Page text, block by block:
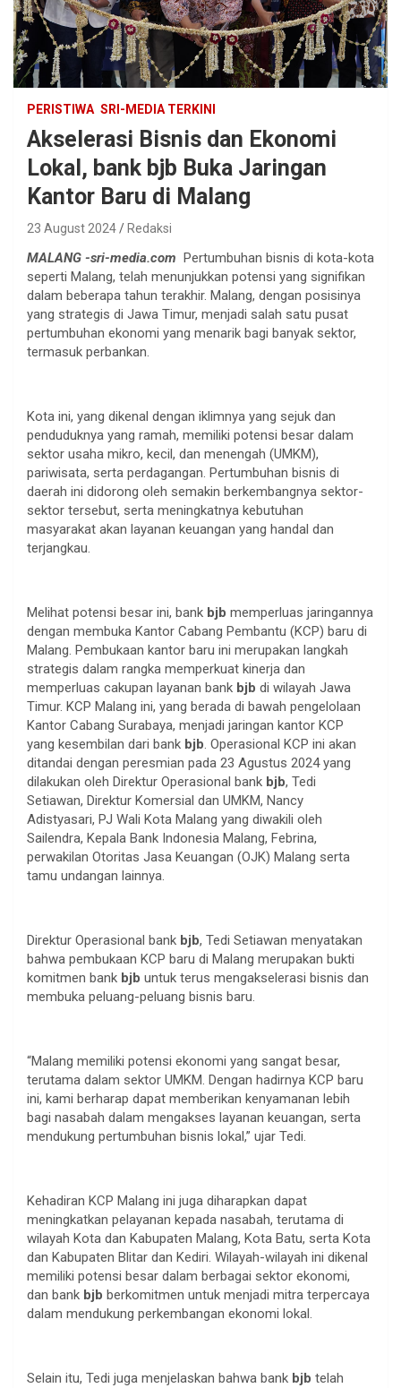
PERISTIWA SRI-MEDIA TERKINI
Akselerasi Bisnis dan Ekonomi
Lokal, bank bjb Buka Jaringan
Kantor Baru di Malang
23 August 2024 Redaksi
MALANG -sri-media.com Pertumbuhan bisnis di kota-kota
seperti Malang, telah menunjukkan potensi yang signifikan
dalam beberapa tahun terakhir. Malang, dengan posisinya
yang strategis di Jawa Timur, menjadi salah satu pusat
pertumbuhan ekonomi yang menarik bagi banyak sektor,
termasuk perbankan.
Kota ini, yang dikenal dengan iklimnya yang sejuk dan
penduduknya yang ramah, memiliki potensi besar dalam
sektor usaha mikro, kecil, dan menengah (UMKM),
pariwisata, serta perdagangan. Pertumbuhan bisnis di
daerah ini didorong oleh semakin berkembangnya sektor-
sektor tersebut, serta meningkatnya kebutuhan
masyarakat akan layanan keuangan yang handal dan
terjangkau.
Melihat potensi besar ini, bank bjb memperluas jaringannya
dengan membuka Kantor Cabang Pembantu (KCP) baru di
Malang. Pembukaan kantor baru ini merupakan langkah
strategis dalam rangka memperkuat kinerja dan
memperluas cakupan layanan bank bjb di wilayah Jawa
Timur. KCP Malang ini, yang berada di bawah pengelolaan
Kantor Cabang Surabaya, menjadi jaringan kantor KCP
yang kesembilan dari bank bjb. Operasional KCP ini akan
ditandai dengan peresmian pada 23 Agustus 2024 yang
dilakukan oleh Direktur Operasional bank bjb, Tedi
Setiawan, Direktur Komersial dan UMKM, Nancy
Adistyasari, PJ Wali Kota Malang yang diwakili oleh
Sailendra, Kepala Bank Indonesia Malang, Febrina,
perwakilan Otoritas Jasa Keuangan (OJK) Malang serta
tamu undangan lainnya.
Direktur Operasional bank bjb, Tedi Setiawan menyatakan
bahwa pembukaan KCP baru di Malang merupakan bukti
komitmen bank bjb untuk terus mengakselerasi bisnis dan
membuka peluang-peluang bisnis baru.
“Malang memiliki potensi ekonomi yang sangat besar,
terutama dalam sektor UMKM. Dengan hadirnya KCP baru
ini, kami berharap dapat memberikan kenyamanan lebih
bagi nasabah dalam mengakses layanan keuangan, serta
mendukung pertumbuhan bisnis lokal,” ujar Tedi.
Kehadiran KCP Malang ini juga diharapkan dapat
meningkatkan pelayanan kepada nasabah, terutama di
wilayah Kota dan Kabupaten Malang, Kota Batu, serta Kota
dan Kabupaten Blitar dan Kediri. Wilayah-wilayah ini dikenal
memiliki potensi besar dalam berbagai sektor ekonomi,
dan bank bjb berkomitmen untuk menjadi mitra terpercaya
dalam mendukung perkembangan ekonomi lokal.
Selain itu, Tedi juga menjelaskan bahwa bank bjb telah